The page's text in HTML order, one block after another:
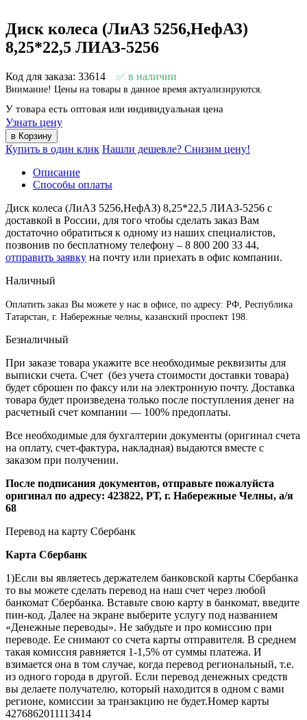
Диск колеса (ЛиАЗ 5256,НефАЗ)
8,25*22,5 ЛИАЗ-5256
Код для заказа: 33614 в наличии
Внимание! Цены на товары в данное время актуализируются.
У товара есть оптовая или индивидуальная цена
Узнать цену
Купить в один клик Нашли дешевле? Снизим цену!
Описание
Способы оплаты
Диск колеса (ЛиАЗ 5256,НефАЗ) 8,25*22,5 ЛИАЗ-5256 с
доставкой в России, для того чтобы сделать заказ Вам
достаточно обратиться к одному из наших специалистов,
позвонив по бесплатному телефону – 8 800 200 33 44,
отправить заявку на почту или приехать в офис компании.
Наличный
Оплатить заказ Вы можете у нас в офисе, по адресу: РФ, Республика
Татарстан, г. Набережные челны, казанский проспект 198.
Безналичный
При заказе товара укажите все необходимые реквизиты для
выписки счета. Счет (без учета стоимости доставки товара)
будет сброшен по факсу или на электронную почту. Доставка
товара будет произведена только после поступления денег на
расчетный счет компании — 100% предоплаты.
Все необходимые для бухгалтерии документы (оригинал счета
на оплату, счет-фактура, накладная) выдаются вместе с
заказом при получении.
После подписания документов, отправьте пожалуйста
оригинал по адресу: 423822, РТ, г. Набережные Челны, а/я
68
Перевод на карту Сбербанк
Карта Сбербанк
1)Если вы являетесь держателем банковской карты Сбербанка
то вы можете сделать перевод на наш счет через любой
банкомат Сбербанка. Вставьте свою карту в банкомат, введите
пин-код. Далее на экране выберите услугу под названием
«Денежные переводы». Не забудьте и про комиссию при
переводе. Ее снимают со счета карты отправителя. В среднем
такая комиссия равняется 1-1,5% от суммы платежа. И
взимается она в том случае, когда перевод региональный, т.е.
из одного города в другой. Если перевод денежных средств
вы делаете получателю, который находится в одном с вами
регионе, комиссии за транзакцию не будет.Номер карты
4276862011113414